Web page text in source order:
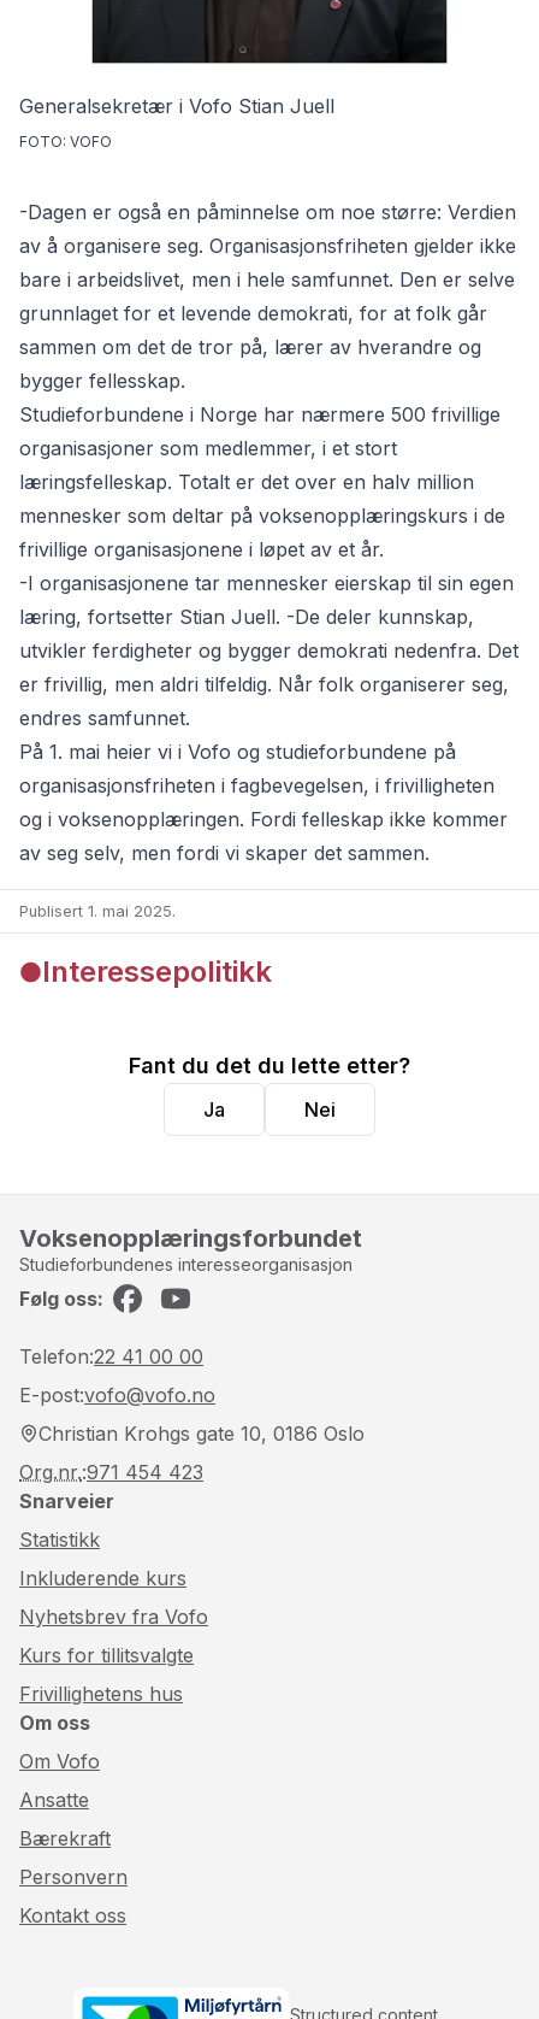
Generalsekretær i Vofo Stian Juell
FOTO: VOFO
-Dagen er også en påminnelse om noe større: Verdien
av å organisere seg. Organisasjonsfriheten gjelder ikke
bare i arbeidslivet, men i hele samfunnet. Den er selve
grunnlaget for et levende demokrati, for at folk går
sammen om det de tror på, lærer av hverandre og
bygger fellesskap.
Studieforbundene i Norge har nærmere 500 frivillige
organisasjoner som medlemmer, i et stort
læringsfelleskap. Totalt er det over en halv million
mennesker som deltar på voksenopplæringskurs i de
frivillige organisasjonene i løpet av et år.
-I organisasjonene tar mennesker eierskap til sin egen
læring, fortsetter Stian Juell. -De deler kunnskap,
utvikler ferdigheter og bygger demokrati nedenfra. Det
er frivillig, men aldri tilfeldig. Når folk organiserer seg,
endres samfunnet.
På 1. mai heier vi i Vofo og studieforbundene på
organisasjonsfriheten i fagbevegelsen, i frivilligheten
og i voksenopplæringen. Fordi felleskap ikke kommer
av seg selv, men fordi vi skaper det sammen.
Publisert 1. mai 2025.
Interessepolitikk
Fant du det du lette etter?
Ja Nei
Voksenopplæringsforbundet
Studieforbundenes interesseorganisasjon
Følg oss:
Telefon:22 41 00 00
E-post:vofo@vofo.no
Christian Krohgs gate 10, 0186 Oslo
Org.nr.:971 454 423
Snarveier
Statistikk
Inkluderende kurs
Nyhetsbrev fra Vofo
Kurs for tillitsvalgte
Frivillighetens hus
Om oss
Om Vofo
Ansatte
Bærekraft
Personvern
Kontakt oss
Structured content